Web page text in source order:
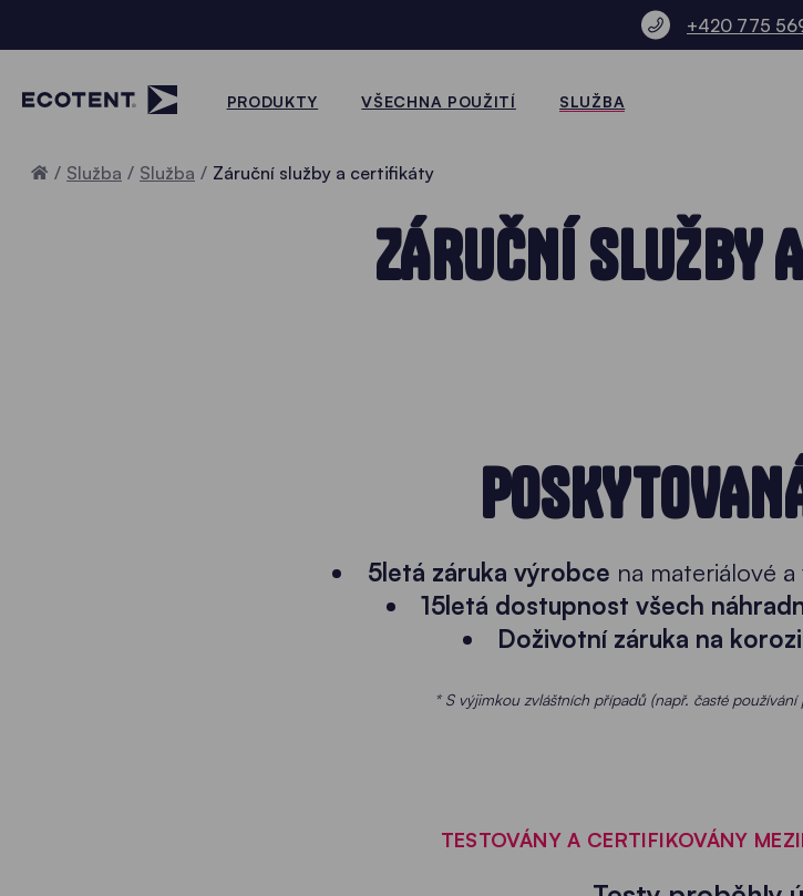
+420 775
PRODUKTY VŠECHNA POUŽITÍ SLUŽBA
Home
Služba Služba Záruční služby a certifikáty
ZÁRUČNÍ SLUŽBY
5letá záruka výrobce na materiálové
15letá dostupnost všech
Doživotní záruka na korozi
* S výjimkou zvláštních případů (např. časté
TESTOVÁNY A CERTIFIKOVÁNY